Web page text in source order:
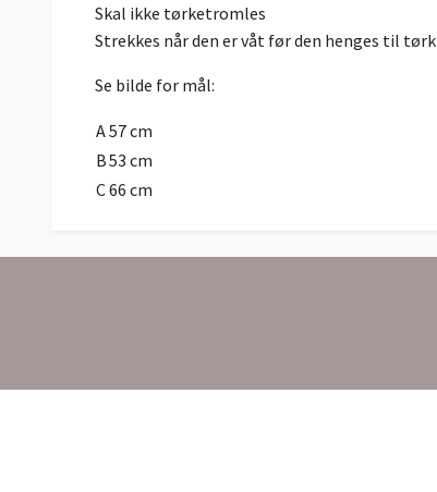
Skal ikke tørketromles
Strekkes når den er våt før den henges til tørk
Se bilde for mål:
A57 cm
B53 cm
C66 cm